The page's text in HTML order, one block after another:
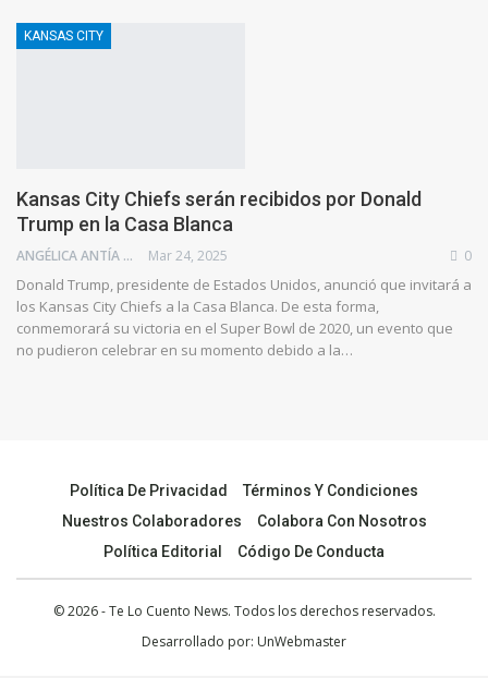
KANSAS CITY
Kansas City Chiefs serán recibidos por Donald
Trump en la Casa Blanca
ANGÉLICA ANTÍA AZUAJE Mar 24, 2025 0
Donald Trump, presidente de Estados Unidos, anunció que invitará a
los Kansas City Chiefs a la Casa Blanca. De esta forma,
conmemorará su victoria en el Super Bowl de 2020, un evento que
no pudieron celebrar en su momento debido a la…
Política De Privacidad
Términos Y Condiciones
Nuestros Colaboradores
Colabora Con Nosotros
Política Editorial
Código De Conducta
© 2026 - Te Lo Cuento News. Todos los derechos reservados.
Desarrollado por: UnWebmaster